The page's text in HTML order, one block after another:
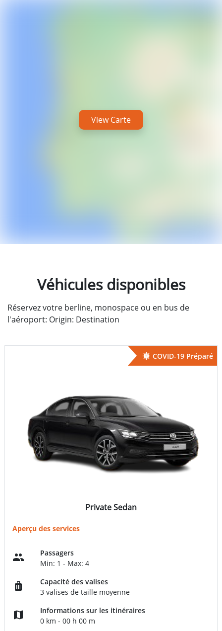
View Carte
Véhicules disponibles
Réservez votre berline, monospace ou en bus de
l'aéroport: Origin: Destination
COVID-19 Préparé
Private Sedan
Aperçu des services
Passagers
Min: 1 - Max: 4
Capacité des valises
3 valises de taille moyenne
Informations sur les itinéraires
0 km - 00 h 00 m